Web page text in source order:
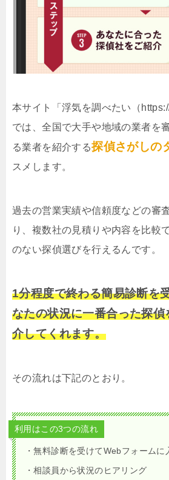
本サイト「浮気を調べたい（
では、全国で大手や地域の業者を
る業者を紹介する探偵さがしの
スメします。
過去の営業実績や信頼度などの審
り、複数社の見積りや内容を比較
のない探偵選びを行えるんです。
1分程度で終わる簡易診断を
なたの状況に一番合った探
介してくれます。
その流れは下記のとおり。
利用はこの3つの流れ
・無料診断を受けてWebフォームに
・相談員から状況のヒアリング